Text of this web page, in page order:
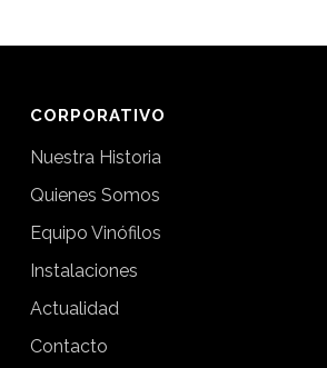
CORPORATIVO
Nuestra Historia
Quienes Somos
Equipo Vinófilos
Instalaciones
Actualidad
Contacto